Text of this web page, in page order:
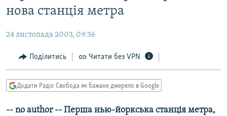
навігації
до
СПОРТ
УКРАЇНА
РОСІЙСЬКА «ФІЛЬТРАЦІЯ»
ТИ ЯК?
СХЕМИ
нова станція метра
24 листопада 2003, 09:36
Поділитись Читати без VPN
Додати Радіо Свобода як бажане джерело в Google
-- no author -- Перша нью-йоркська станція метра,